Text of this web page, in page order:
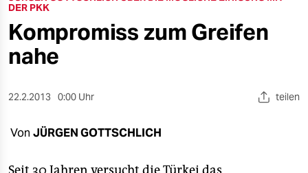
gesellschaft
kultur
sport
berlin
DER PKK
Kompromiss zum Greifen
nahe
22.2.2013 0:00 Uhr teilen
Von JÜRGEN GOTTSCHLICH